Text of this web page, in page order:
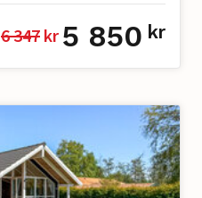
6 347 kr 5 850 kr